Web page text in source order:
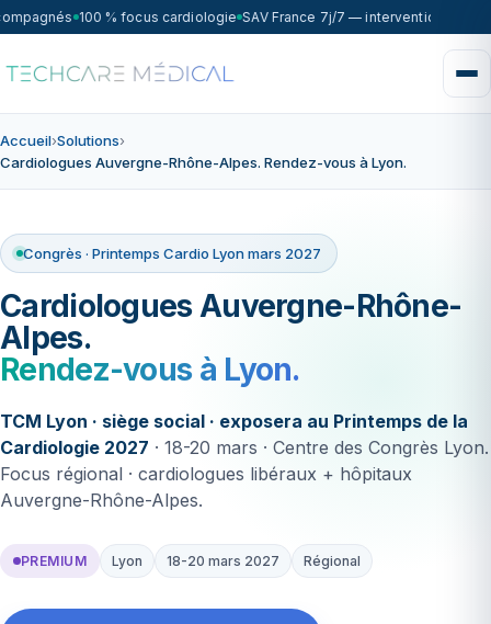
100 % focus cardiologie SAV France 7j/7 — intervention sous
Accueil›Solutions›
Cardiologues Auvergne-Rhône-Alpes. Rendez-vous à Lyon.
Congrès · Printemps Cardio Lyon mars 2027
Cardiologues Auvergne-Rhône-
Alpes.
Rendez-vous à Lyon.
TCM Lyon · siège social · exposera au Printemps de la
Cardiologie 2027 · 18-20 mars · Centre des Congrès Lyon.
Focus régional · cardiologues libéraux + hôpitaux
Auvergne-Rhône-Alpes.
PREMIUM Lyon 18-20 mars 2027 Régional